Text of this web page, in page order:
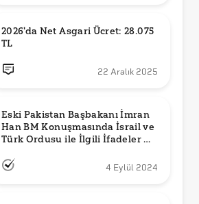
2026'da Net Asgari Ücret: 28.075
TL
22 Aralık 2025
Eski Pakistan Başbakanı İmran
Han BM Konuşmasında İsrail ve
Türk Ordusu ile İlgili İfadeler mi
4 Eylül 2024